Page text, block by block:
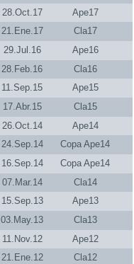
28.Oct.17
Ape17
21.Ene.17
Cla17
29.Jul.16
Ape16
28.Feb.16
Cla16
11.Sep.15
Ape15
17.Abr.15
Cla15
26.Oct.14
Ape14
24.Sep.14
Copa Ape14
16.Sep.14
Copa Ape14
07.Mar.14
Cla14
15.Sep.13
Ape13
03.May.13
Cla13
11.Nov.12
Ape12
21.Ene.12
Cla12